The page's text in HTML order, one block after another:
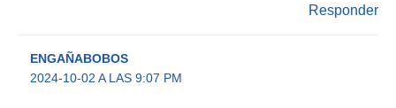
Responder
ENGAÑABOBOS
2024-10-02 A LAS 9:07 PM